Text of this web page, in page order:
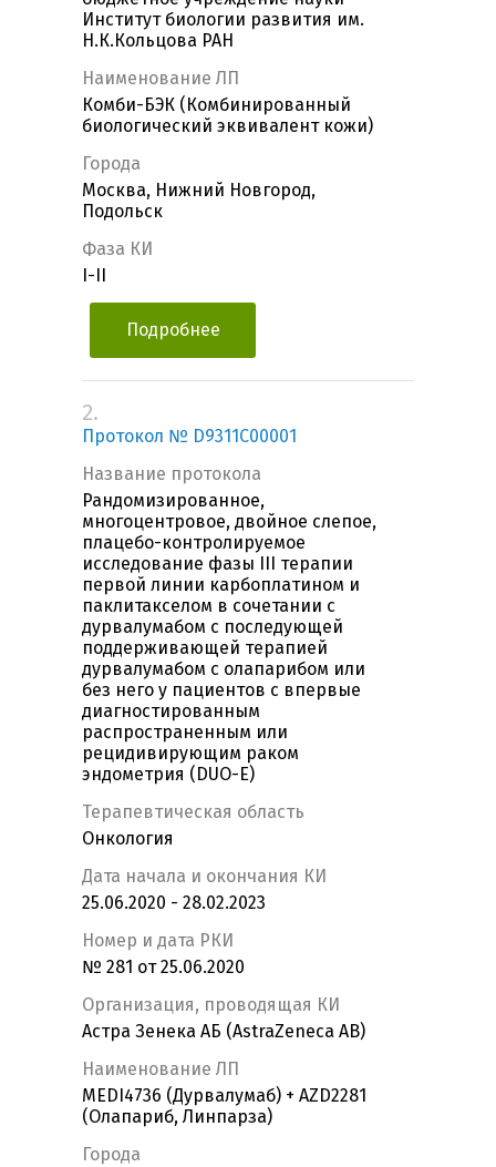
Институт биологии развития им.
Н.К.Кольцова РАН
Наименование ЛП
Комби-БЭК (Комбинированный
биологический эквивалент кожи)
Города
Москва, Нижний Новгород,
Подольск
Фаза КИ
I-II
Подробнее
2.
Протокол № D9311C00001
Название протокола
Рандомизированное,
многоцентровое, двойное слепое,
плацебо-контролируемое
исследование фазы III терапии
первой линии карбоплатином и
паклитакселом в сочетании с
дурвалумабом с последующей
поддерживающей терапией
дурвалумабом с олапарибом или
без него у пациентов с впервые
диагностированным
распространенным или
рецидивирующим раком
эндометрия (DUO-E)
Терапевтическая область
Онкология
Дата начала и окончания КИ
25.06.2020 - 28.02.2023
Номер и дата РКИ
№ 281 от 25.06.2020
Организация, проводящая КИ
Астра Зенека АБ (AstraZeneca AB)
Наименование ЛП
MEDI4736 (Дурвалумаб) + AZD2281
(Олапариб, Линпарза)
Города